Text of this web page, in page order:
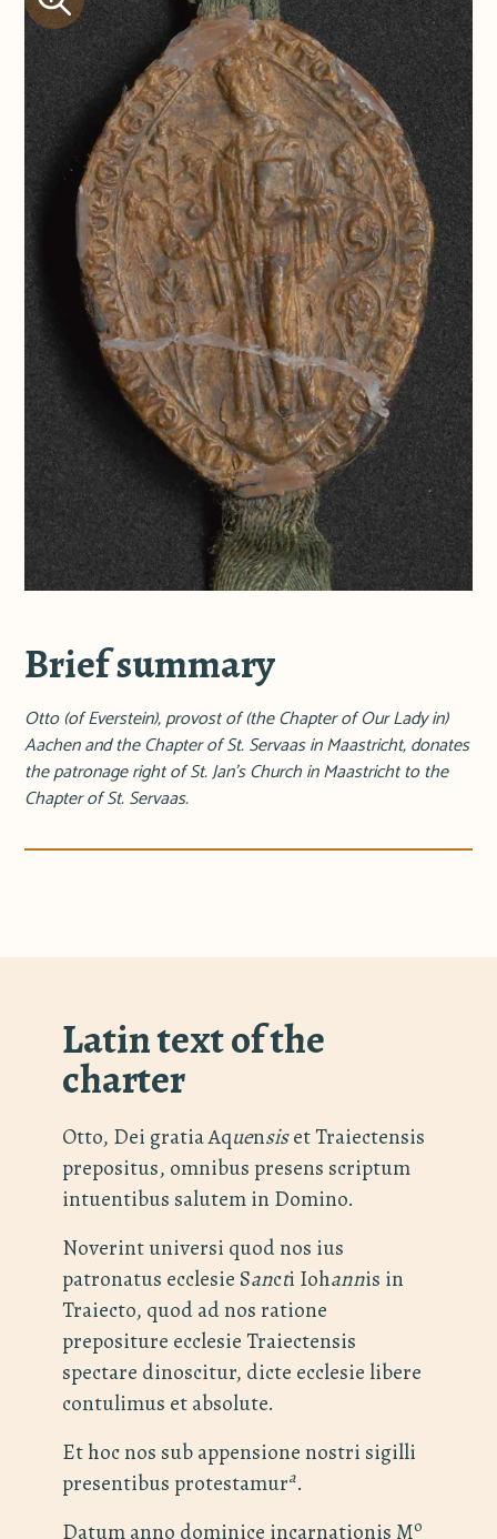
Brief summary
Otto (of Everstein), provost of (the Chapter of Our Lady in)
Aachen and the Chapter of St. Servaas in Maastricht, donates
the patronage right of St. Jan's Church in Maastricht to the
Chapter of St. Servaas.
Latin text of the
charter
Otto, Dei gratia Aquensiset Traiectensis
prepositus, omnibus presens scriptum
intuentibus salutem in Domino.
Noverint universi quod nos ius
patronatus ecclesie Sancti Iohannis in
Traiecto, quod ad nos ratione
prepositure ecclesie Traiectensis
spectare dinoscitur, dicte ecclesie libere
contulimus et absolute.
Et hoc nos sub appensione nostri sigilli
presentibus protestamura.
Datum anno dominice incarnationis Mo